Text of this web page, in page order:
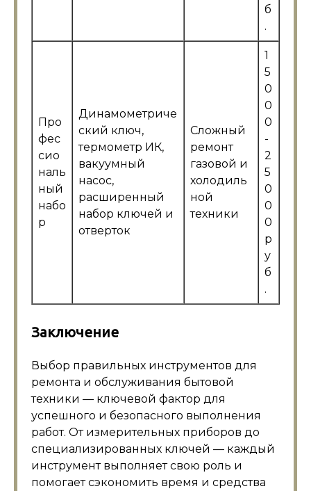
б
.
Про
фес
сио
наль
ный
набо
р
Динамометриче
ский ключ,
термометр ИК,
вакуумный
насос,
расширенный
набор ключей и
отверток
Сложный
ремонт
газовой и
холодиль
ной
техники
1
5
0
0
0
-
2
5
0
0
0
р
у
б
.
Заключение
Выбор правильных инструментов для
ремонта и обслуживания бытовой
техники — ключевой фактор для
успешного и безопасного выполнения
работ. От измерительных приборов до
специализированных ключей — каждый
инструмент выполняет свою роль и
помогает сэкономить время и средства